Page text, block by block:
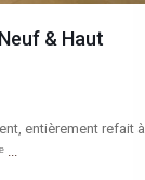
& Haut
entièrement refait à
...